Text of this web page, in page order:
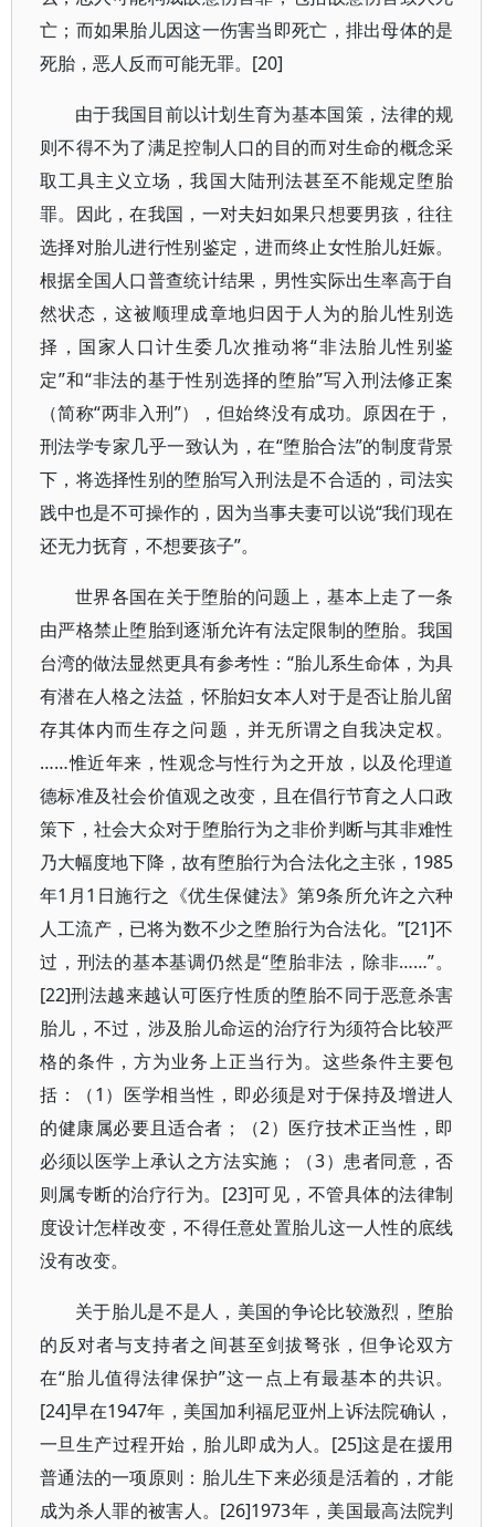
亡；而如果胎儿因这一伤害当即死亡，排出母体的是
死胎，恶人反而可能无罪。[20]
由于我国目前以计划生育为基本国策，法律的规
则不得不为了满足控制人口的目的而对生命的概念采
取工具主义立场，我国大陆刑法甚至不能规定堕胎
罪。因此，在我国，一对夫妇如果只想要男孩，往往
选择对胎儿进行性别鉴定，进而终止女性胎儿妊娠。
根据全国人口普查统计结果，男性实际出生率高于自
然状态，这被顺理成章地归因于人为的胎儿性别选
择，国家人口计生委几次推动将“非法胎儿性别鉴
定”和“非法的基于性别选择的堕胎”写入刑法修正案
（简称“两非入刑”），但始终没有成功。原因在于，
刑法学专家几乎一致认为，在“堕胎合法”的制度背景
下，将选择性别的堕胎写入刑法是不合适的，司法实
践中也是不可操作的，因为当事夫妻可以说“我们现在
还无力抚育，不想要孩子”。
世界各国在关于堕胎的问题上，基本上走了一条
由严格禁止堕胎到逐渐允许有法定限制的堕胎。我国
台湾的做法显然更具有参考性：“胎儿系生命体，为具
有潜在人格之法益，怀胎妇女本人对于是否让胎儿留
存其体内而生存之问题，并无所谓之自我决定权。
……惟近年来，性观念与性行为之开放，以及伦理道
德标准及社会价值观之改变，且在倡行节育之人口政
策下，社会大众对于堕胎行为之非价判断与其非难性
乃大幅度地下降，故有堕胎行为合法化之主张，1985
年1月1日施行之《优生保健法》第9条所允许之六种
人工流产，已将为数不少之堕胎行为合法化。”[21]不
过，刑法的基本基调仍然是“堕胎非法，除非……”。
[22]刑法越来越认可医疗性质的堕胎不同于恶意杀害
胎儿，不过，涉及胎儿命运的治疗行为须符合比较严
格的条件，方为业务上正当行为。这些条件主要包
括：（1）医学相当性，即必须是对于保持及增进人
的健康属必要且适合者；（2）医疗技术正当性，即
必须以医学上承认之方法实施；（3）患者同意，否
则属专断的治疗行为。[23]可见，不管具体的法律制
度设计怎样改变，不得任意处置胎儿这一人性的底线
没有改变。
关于胎儿是不是人，美国的争论比较激烈，堕胎
的反对者与支持者之间甚至剑拔弩张，但争论双方
在“胎儿值得法律保护”这一点上有最基本的共识。
[24]早在1947年，美国加利福尼亚州上诉法院确认，
一旦生产过程开始，胎儿即成为人。[25]这是在援用
普通法的一项原则：胎儿生下来必须是活着的，才能
成为杀人罪的被害人。[26]1973年，美国最高法院判